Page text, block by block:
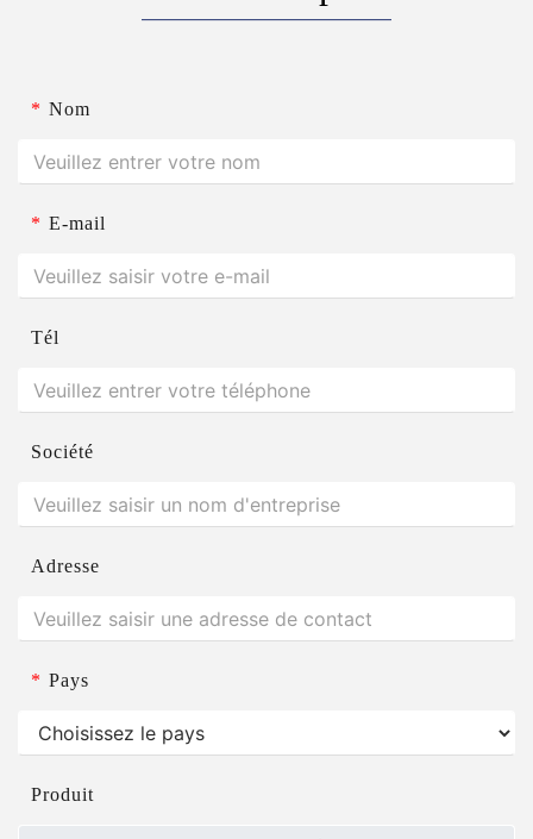
* Nom
* E-mail
Tél
Société
Adresse
* Pays
Produit